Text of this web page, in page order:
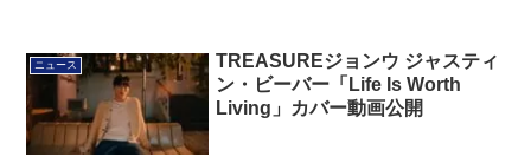
ニュース
TREASUREジョンウ ジャスティ
ン・ビーバー「Life Is Worth
Living」カバー動画公開